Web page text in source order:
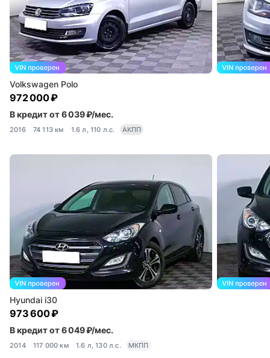
Volkswagen Polo
972 000 ₽
В кредит от 6 039 ₽/мес.
2016 74 113 км 1.6 л, 110 л.с. АКПП
Hyundai i30
973 600 ₽
В кредит от 6 049 ₽/мес.
2014 117 000 км 1.6 л, 130 л.с. МКПП